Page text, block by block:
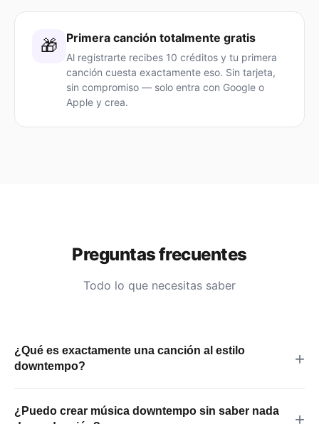
🎁 Primera canción totalmente gratis
Al registrarte recibes 10 créditos y tu primera
canción cuesta exactamente eso. Sin tarjeta,
sin compromiso — solo entra con Google o
Apple y crea.
Preguntas frecuentes
Todo lo que necesitas saber
¿Qué es exactamente una canción al estilo
downtempo?
tempo lento, atmósfera relajada y texturas sonoras
¿Puedo crear música downtempo sin saber nada